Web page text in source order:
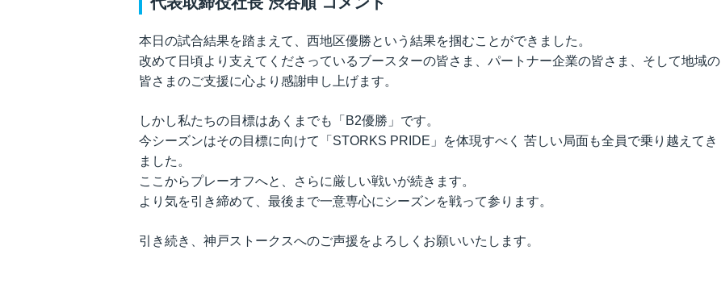
本日の試合結果を踏まえて、西地区優勝という結果を掴むことができました。
改めて日頃より支えてくださっているブースターの皆さま、パートナー企業の皆さま、そして地域の
皆さまのご支援に心より感謝申し上げます。
しかし私たちの目標はあくまでも「B2優勝」です。
今シーズンはその目標に向けて「STORKS PRIDE」を体現すべく 苦しい局面も全員で乗り越えてき
ました。
ここからプレーオフへと、さらに厳しい戦いが続きます。
より気を引き締めて、最後まで一意専心にシーズンを戦って参ります。
引き続き、神戸ストークスへのご声援をよろしくお願いいたします。